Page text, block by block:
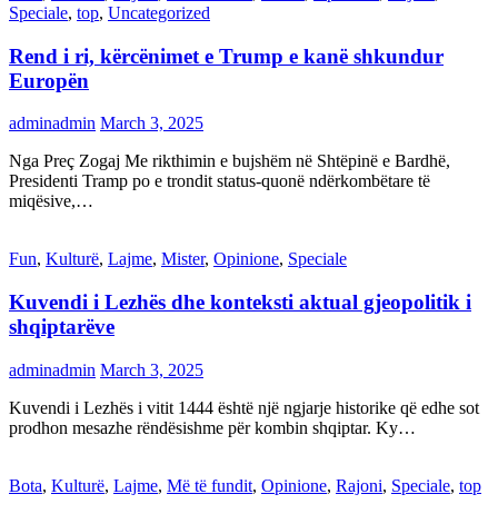
Speciale, top, Uncategorized
Rend i ri, kërcënimet e Trump e kanë shkundur
Europën
adminadmin March 3, 2025
Nga Preç Zogaj Me rikthimin e bujshëm në Shtëpinë e Bardhë,
Presidenti Tramp po e trondit status-quonë ndërkombëtare të
miqësive,…
Fun, Kulturë, Lajme, Mister, Opinione, Speciale
Kuvendi i Lezhës dhe konteksti aktual gjeopolitik i
shqiptarëve
adminadmin March 3, 2025
Kuvendi i Lezhës i vitit 1444 është një ngjarje historike që edhe sot
prodhon mesazhe rëndësishme për kombin shqiptar. Ky…
Bota, Kulturë, Lajme, Më të fundit, Opinione, Rajoni, Speciale, top